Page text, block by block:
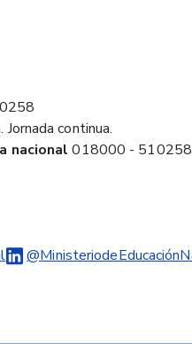
continua.
nacional 018000 - 510258